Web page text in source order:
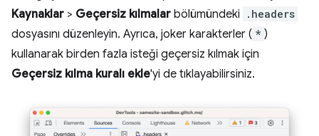
Kaynaklar > Geçersiz kılmalar bölümündeki .headers
dosyasını düzenleyin. Ayrıca, joker karakterler ( * )
kullanarak birden fazla isteği geçersiz kılmak için
Geçersiz kılma kuralı ekle'yi de tıklayabilirsiniz.